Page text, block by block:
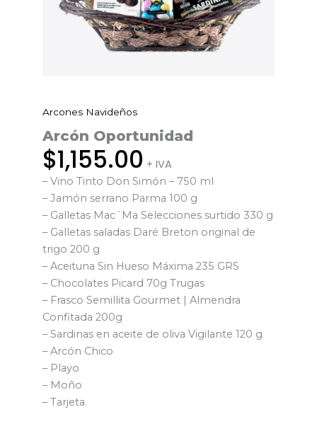
Arcones Navideños
Arcón Oportunidad
$1,155.00 + IVA
– Vino Tinto Don Simón – 750 ml
– Jamón serrano Parma 100 g
– Galletas Mac´Ma Selecciones surtido 330 g
– Galletas saladas Daré Breton original de
trigo 200 g
– Aceituna Sin Hueso Máxima 235 GRS
– Chocolates Picard 70g Trugas
– Frasco Semillita Gourmet | Almendra
Confitada 200g
– Sardinas en aceite de oliva Vigilante 120 g
– Arcón Chico
– Playo
– Moño
– Tarjeta
Arcón
Oportunidad
cantidad